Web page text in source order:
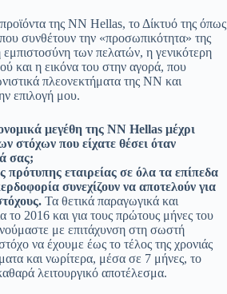
προϊόντα της ΝΝ Ηellas, το Δίκτυό της όπως
συνθέτουν την «προσωπικότητα» της
των πελατών, η γενικότερη
και η εικόνα του στην αγορά, που
πλεονεκτήματα της ΝΝ και
επιλογή μου.
μεγέθη της ΝΝ Hellas μέχρι
στόχων που είχατε θέσει όταν
σας;
εταιρείας σε όλα τα επίπεδα
συνεχίζουν να αποτελούν για
Τα θετικά παραγωγικά και
το 2016 και για τους πρώτους μήνες του
με επιτάχυνση στη σωστή
να έχουμε έως το τέλος της χρονιάς
και νωρίτερα, μέσα σε 7 μήνες, το
λειτουργικό αποτέλεσμα.